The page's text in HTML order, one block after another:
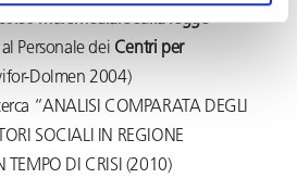
multimediale sulla legge
Personale dei Centri per
Dolmen 2004)
“ANALISI COMPARATA DEGLI
SOCIALI IN REGIONE
TEMPO DI CRISI (2010)